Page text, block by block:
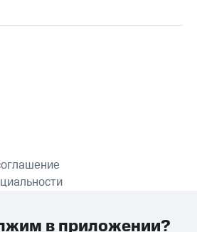
ПРИЛОЖЕНИЕ